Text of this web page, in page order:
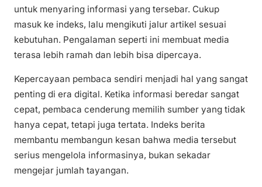
untuk menyaring informasi yang tersebar. Cukup
masuk ke indeks, lalu mengikuti jalur artikel sesuai
kebutuhan. Pengalaman seperti ini membuat media
terasa lebih ramah dan lebih bisa dipercaya.
Kepercayaan pembaca sendiri menjadi hal yang sangat
penting di era digital. Ketika informasi beredar sangat
cepat, pembaca cenderung memilih sumber yang tidak
hanya cepat, tetapi juga tertata. Indeks berita
membantu membangun kesan bahwa media tersebut
serius mengelola informasinya, bukan sekadar
mengejar jumlah tayangan.